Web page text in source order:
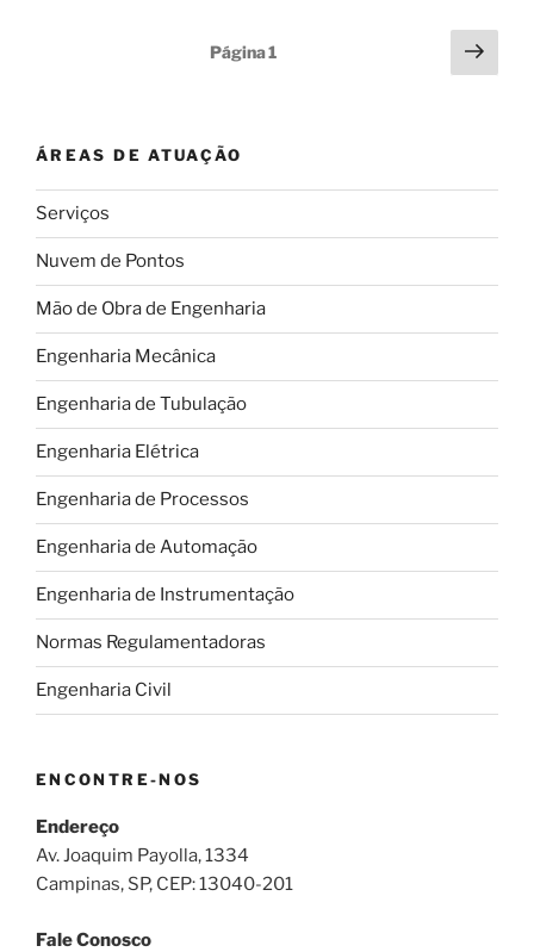
fios
Página1
ÁREAS DE ATUAÇÃO
Serviços
Nuvem de Pontos
Mão de Obra de Engenharia
Engenharia Mecânica
Engenharia de Tubulação
Engenharia Elétrica
Engenharia de Processos
Engenharia de Automação
Engenharia de Instrumentação
Normas Regulamentadoras
Engenharia Civil
ENCONTRE-NOS
Endereço
Av. Joaquim Payolla, 1334
Campinas, SP, CEP: 13040-201
Fale Conosco